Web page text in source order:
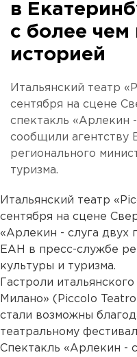
в
с более чем
историей
Итальянский театр
сентября на сцене
спектакль «Арлекин
сообщили агентству
регионального
туризма.
Итальянский театр
сентября на сцене
«Арлекин - слуга двух
ЕАН в пресс-службе
культуры и туризма.
Гастроли
Милано» (Piccolo
стали возможны
театральному
Спектакль «Арлекин -